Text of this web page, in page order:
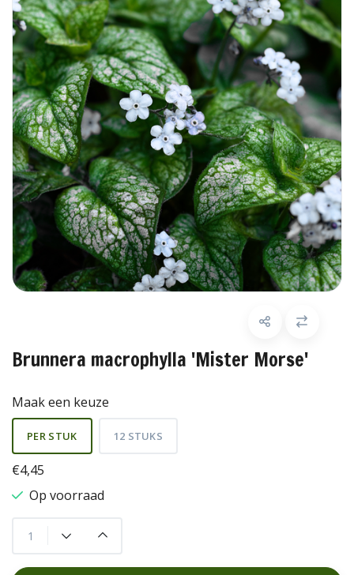
Brunnera macrophylla 'Mister Morse'
Maak een keuze
PER STUK 12 STUKS
€4,45
Op voorraad